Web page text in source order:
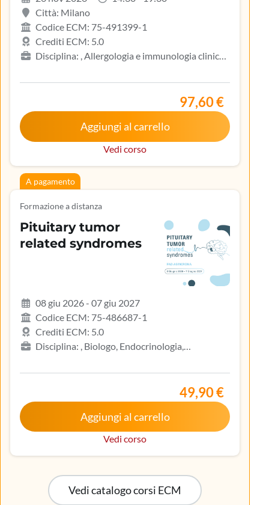
Città: Milano
Codice ECM: 75-491399-1
Crediti ECM: 5.0
Disciplina: , Allergologia e immunologia clinica,
Medicina del lavoro e sicurezza degli ambienti di
lavoro, Medicina generale (medici di famiglia)
97,60 €
Aggiungi al carrello
Vedi corso
A pagamento
Formazione a distanza
Pituitary tumor
related syndromes
08 giu 2026 - 07 giu 2027
Codice ECM: 75-486687-1
Crediti ECM: 5.0
Disciplina: , Biologo, Endocrinologia,
ostetricia, Infermiere, Infermiere pediatrico,
Iscritto nell’elenco speciale ad esaurimento,
Malattie metaboliche e diabetologia, Medicina
interna, Oncologia, Pediatria, Pediatria (Pediatri di
libera scelta), Tecnico sanitario di radiologia medica
49,90 €
Aggiungi al carrello
Vedi corso
Vedi catalogo corsi ECM